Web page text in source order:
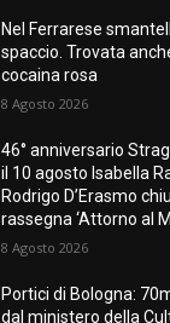
Nel Ferrarese
spaccio. Trovata
cocaina rosa
8 Agosto 2026
46° anniversario
il 10 agosto Isabella
Rodrigo D’Erasmo
rassegna ‘Attorno al
8 Agosto 2026
Portici di Bologna:
dal ministero della